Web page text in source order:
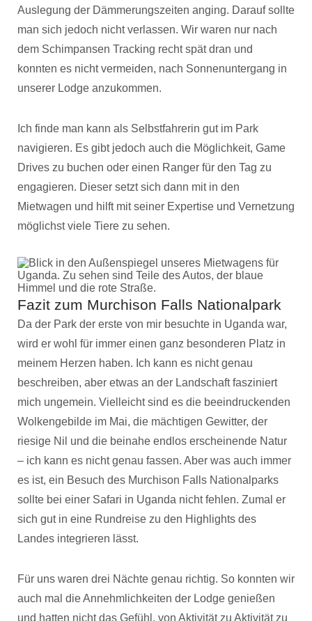
Auslegung der Dämmerungszeiten anging. Darauf sollte
man sich jedoch nicht verlassen. Wir waren nur nach
dem Schimpansen Tracking recht spät dran und
konnten es nicht vermeiden, nach Sonnenuntergang in
unserer Lodge anzukommen.
Ich finde man kann als Selbstfahrerin gut im Park
navigieren. Es gibt jedoch auch die Möglichkeit, Game
Drives zu buchen oder einen Ranger für den Tag zu
engagieren. Dieser setzt sich dann mit in den
Mietwagen und hilft mit seiner Expertise und Vernetzung
möglichst viele Tiere zu sehen.
Fazit zum Murchison Falls Nationalpark
Da der Park der erste von mir besuchte in Uganda war,
wird er wohl für immer einen ganz besonderen Platz in
meinem Herzen haben. Ich kann es nicht genau
beschreiben, aber etwas an der Landschaft fasziniert
mich ungemein. Vielleicht sind es die beeindruckenden
Wolkengebilde im Mai, die mächtigen Gewitter, der
riesige Nil und die beinahe endlos erscheinende Natur
– ich kann es nicht genau fassen. Aber was auch immer
es ist, ein Besuch des Murchison Falls Nationalparks
sollte bei einer Safari in Uganda nicht fehlen. Zumal er
sich gut in eine Rundreise zu den Highlights des
Landes integrieren lässt.
Für uns waren drei Nächte genau richtig. So konnten wir
auch mal die Annehmlichkeiten der Lodge genießen
und hatten nicht das Gefühl, von Aktivität zu Aktivität zu